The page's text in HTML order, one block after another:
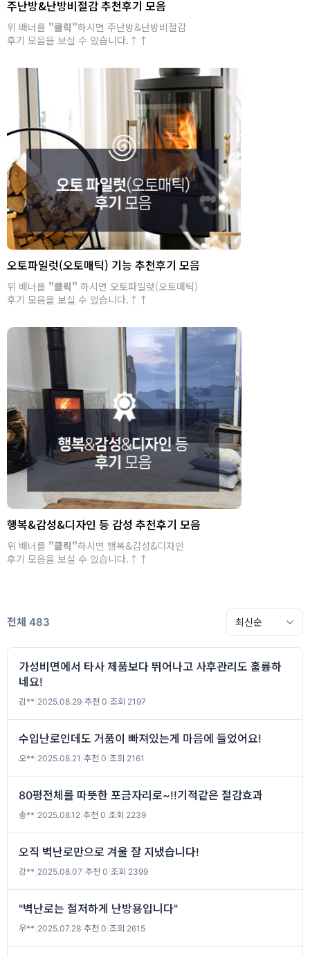
주난방&난방비절감 추천후기 모음
위 배너를 "클릭"하시면 주난방&난방비절감
후기 모음을 보실 수 있습니다.↑↑
오토파일럿(오토매틱) 기능 추천후기 모음
위 배너를 "클릭" 하시면 오토파일럿(오토매틱)
후기 모음을 보실 수 있습니다.↑↑
행복&감성&디자인 등 감성 추천후기 모음
위 배너를 "클릭"하시면 행복&감성&디자인
후기 모음을 보실 수 있습니다.↑↑
전체 483
가성비면에서 타사 제품보다 뛰어나고 사후관리도 훌륭하
네요!
김** 2025.08.29 추천 0 조회 2197
수입난로인데도 거품이 빠져있는게 마음에 들었어요!
오** 2025.08.21 추천 0 조회 2161
80평전체를 따뜻한 포금자리로~!!기적같은 절감효과
송** 2025.08.12 추천 0 조회 2239
오직 벽난로만으로 겨울 잘 지냈습니다!
강** 2025.08.07 추천 0 조회 2399
"벽난로는 철저하게 난방용입니다"
우** 2025.07.28 추천 0 조회 2615